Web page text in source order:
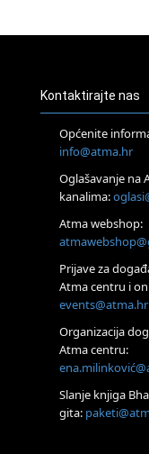
Pjesma srca / Zagreb
Tečaj Višeg
Online
Upisi u program
Online
Postanite Nositelj
Visoko
Alemka
konstelacija
Online
SPAVAJ… Priče za
Kontaktirajte nas
Općenite
info@atma.hr
Oglašavanje na
kanalima:
Atma webshop:
Prijave za
Atma centru i
events@atma.hr
Organizacija
Atma centru:
Slanje knjiga
gita: